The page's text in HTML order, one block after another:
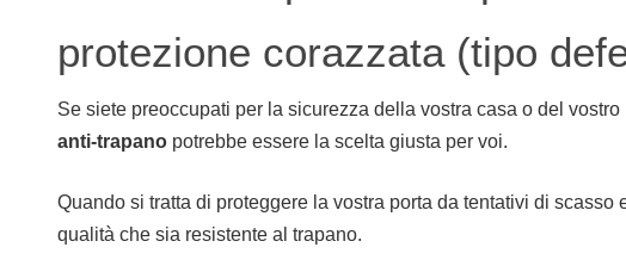
protezione corazzata (tipo
Se siete preoccupati per la sicurezza della vostra casa o del
anti-trapano potrebbe essere la scelta giusta per voi.
Quando si tratta di proteggere la vostra porta da tentativi di
qualità che sia resistente al trapano.